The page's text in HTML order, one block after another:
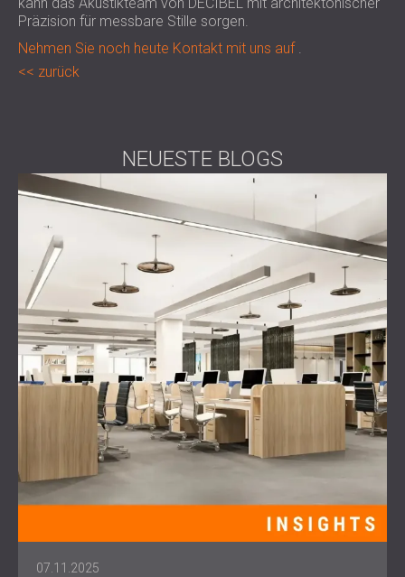
kann das Akustikteam von DECIBEL mit architektonischer
Präzision für messbare Stille sorgen.
Nehmen Sie noch heute Kontakt mit uns auf .
zurück
NEUESTE BLOGS
07.11.2025